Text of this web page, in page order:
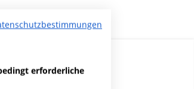
erforderliche